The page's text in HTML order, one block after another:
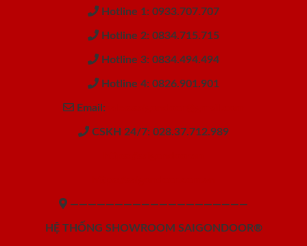
Hotline 1: 0933.707.707
Hotline 2: 0834.715.715
Hotline 3: 0834.494.494
Hotline 4: 0826.901.901
Email:
CSKH 24/7: 028.37.712.989
————————————————————
HỆ THỐNG SHOWROOM SAIGONDOOR®